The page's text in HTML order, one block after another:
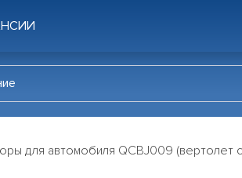
для автомобиля QCBJ009 (вертолет